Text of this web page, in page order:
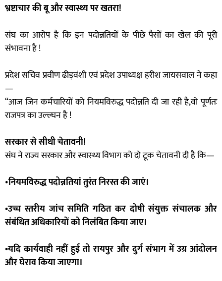
भ्रष्टाचार की बू और स्वास्थ्य पर खतरा!
संघ का आरोप है कि इन पदोन्नतियों के पीछे पैसों का खेल की पूरी
संभावना है !
प्रदेश सचिव प्रवीण ढीड़वंशी एवं प्रदेश उपाध्यक्ष हरीश जायसवाल ने कहा
—
“आज जिन कर्मचारियों को नियमविरुद्ध पदोन्नति दी जा रही है,वो पूर्णतः
राजपत्र का उल्ल्घन है !
सरकार से सीधी चेतावनी!
संघ ने राज्य सरकार और स्वास्थ्य विभाग को दो टूक चेतावनी दी है कि—
•नियमविरुद्ध पदोन्नतियां तुरंत निरस्त की जाएं।
•उच्च स्तरीय जांच समिति गठित कर दोषी संयुक्त संचालक और
संबंधित अधिकारियों को निलंबित किया जाए।
•यदि कार्यवाही नहीं हुई तो रायपुर और दुर्ग संभाग में उग्र आंदोलन
और घेराव किया जाएगा।